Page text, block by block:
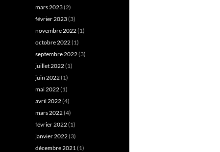
mars 2023(2)
février 2023(3)
novembre 2022(1)
octobre 2022(1)
septembre 2022(3)
juillet 2022(1)
juin 2022(1)
mai 2022(1)
avril 2022(4)
mars 2022(4)
février 2022(1)
janvier 2022(3)
décembre 2021(1)